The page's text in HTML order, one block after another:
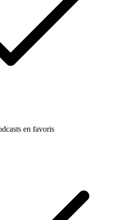
en favoris